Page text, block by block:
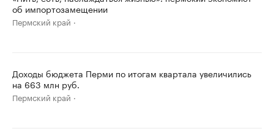
об импортозамещении
Пермский край
Доходы бюджета Перми по итогам квартала увеличились
на 663 млн руб.
Пермский край